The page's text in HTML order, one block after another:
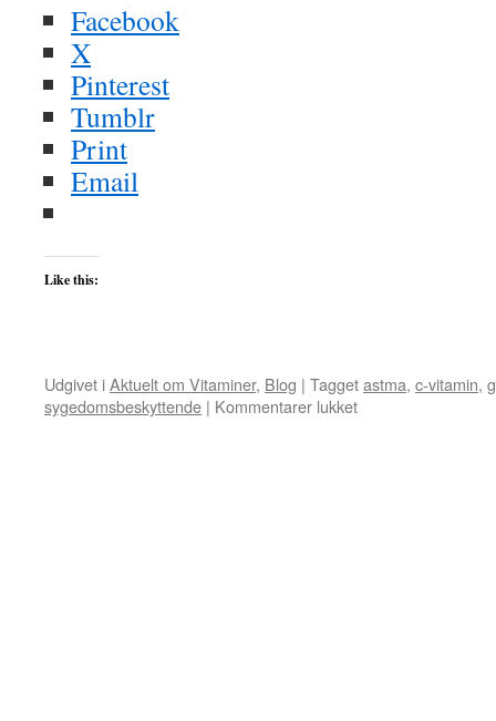
Facebook
X
Pinterest
Tumblr
Print
Email
Like this:
Udgivet iAktuelt om Vitaminer, Blog | Taggetastma, c-vitamin,
sygedomsbeskyttende | Kommentarer lukkettil